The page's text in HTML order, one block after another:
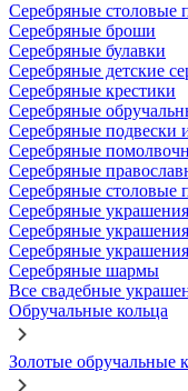
Серебряные столовые
Серебряные броши
Серебряные булавки
Серебряные детские
Серебряные крестики
Серебряные
Серебряные подвески
Серебряные
Серебряные
Серебряные столовые
Серебряные
Серебряные
Серебряные
Серебряные шармы
Все свадебные
Обручальные кольца
Золотые обручальные